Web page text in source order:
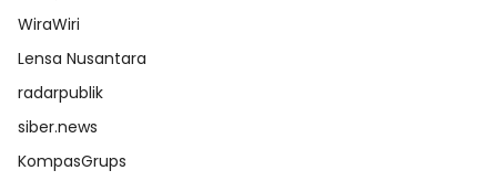
WiraWiri
Lensa Nusantara
radarpublik
siber.news
KompasGrups